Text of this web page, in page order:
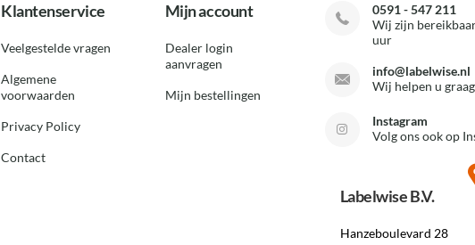
Klantenservice
Veelgestelde vragen
Algemene
voorwaarden
Privacy Policy
Contact
Mijn account
Dealer login
aanvragen
Mijn bestellingen
0591 - 547 211
Wij zijn
uur
info@labelwise.nl
Wij helpen u graag
Instagram
Volg ons ook op
Labelwise B.V.
Hanzeboulevard 28